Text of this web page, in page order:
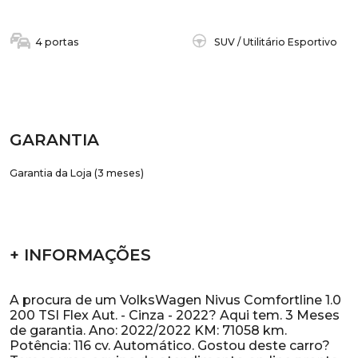
4 portas SUV / Utilitário Esportivo
GARANTIA
Garantia da Loja (3 meses)
+ INFORMAÇÕES
A procura de um VolksWagen Nivus Comfortline 1.0
200 TSI Flex Aut. - Cinza - 2022? Aqui tem. 3 Meses
de garantia. Ano: 2022/2022 KM: 71058 km.
Potência: 116 cv. Automático. Gostou deste carro?